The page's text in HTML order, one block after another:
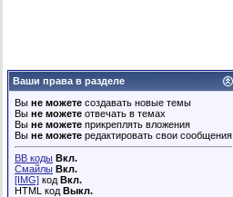
Ваши права в разделе
Вы не можете создавать новые темы
Вы не можете отвечать в темах
Вы не можете прикреплять вложения
Вы не можете редактировать свои сообщения
BB коды Вкл.
Смайлы Вкл.
[IMG] код Вкл.
HTML код Выкл.